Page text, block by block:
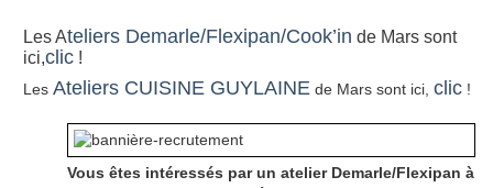
Les Ateliers Demarle/Flexipan/Cook’in de Mars sont
ici,clic !
Les Ateliers CUISINE GUYLAINE de Mars sont ici, clic !
Vous êtes intéressés par un atelier Demarle/Flexipan à